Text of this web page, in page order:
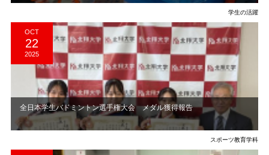
学生の活躍
OCT
22
2025
全日本学生バドミントン選手権大会 メダル獲得報告
スポーツ教育学科